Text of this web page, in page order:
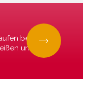
bei La
und